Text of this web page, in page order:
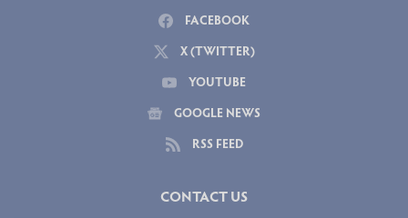
FACEBOOK
X (TWITTER)
YOUTUBE
GOOGLE NEWS
RSS FEED
CONTACT US